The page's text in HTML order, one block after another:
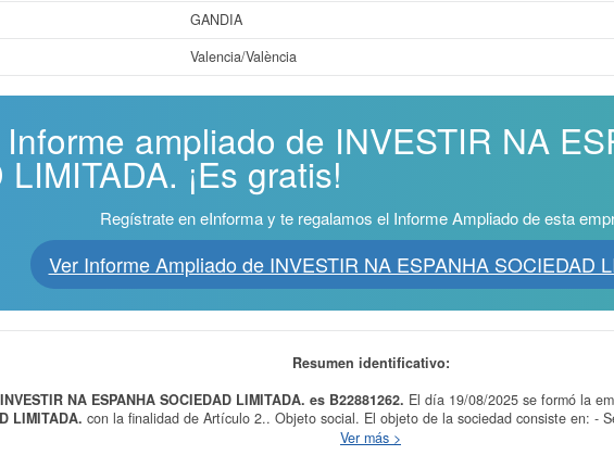
GANDIA
Valencia/València
ampliado de INVESTIR NA
LIMITADA. ¡Es gratis!
Regístrate en eInforma y te regalamos el Informe Ampliado de esta
Ver Informe Ampliado de INVESTIR NA ESPANHA SOCIEDAD
Resumen identificativo:
NA ESPANHA SOCIEDAD LIMITADA. es B22881262. El día 19/08/2025 se formó la
LIMITADA. con la finalidad de Artículo 2.. Objeto social. El objeto de la sociedad consiste en: -
de marketing y comunicación: la prestación de servicios de marketing, publicidad,
Ver más >